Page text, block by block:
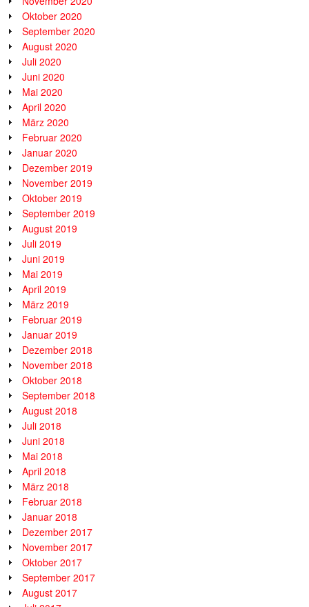
Oktober 2020
September 2020
August 2020
Juli 2020
Juni 2020
Mai 2020
April 2020
März 2020
Februar 2020
Januar 2020
Dezember 2019
November 2019
Oktober 2019
September 2019
August 2019
Juli 2019
Juni 2019
Mai 2019
April 2019
März 2019
Februar 2019
Januar 2019
Dezember 2018
November 2018
Oktober 2018
September 2018
August 2018
Juli 2018
Juni 2018
Mai 2018
April 2018
März 2018
Februar 2018
Januar 2018
Dezember 2017
November 2017
Oktober 2017
September 2017
August 2017